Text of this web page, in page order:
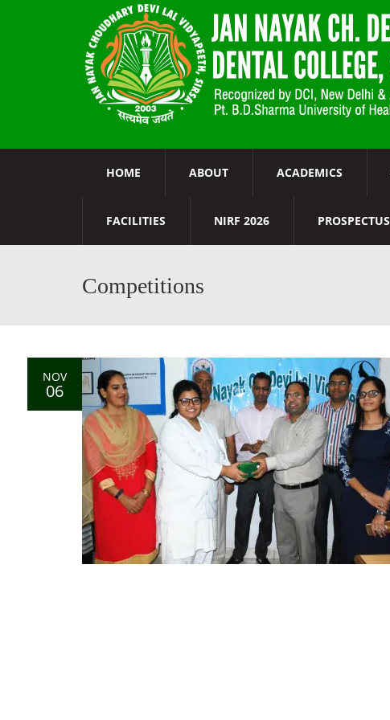
HOME ABOUT ACADEMICS
FACILITIES NIRF 2026 PROSPECTUS
Competitions
NOV
06